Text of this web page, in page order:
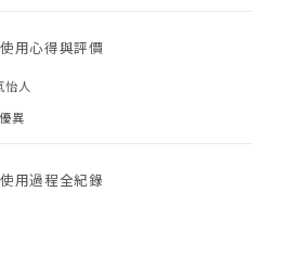
用心得與評價
怡人
異
用過程全紀錄